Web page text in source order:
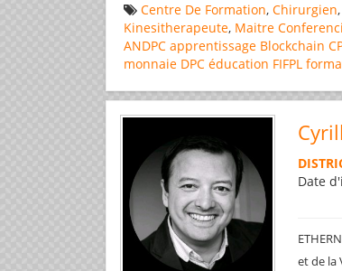
Centre De Formation, Chirurgien,
Kinesitherapeute, Maitre
ANDPC apprentissage Blockchain
monnaie DPC éducation FIFPL
Date
et de la